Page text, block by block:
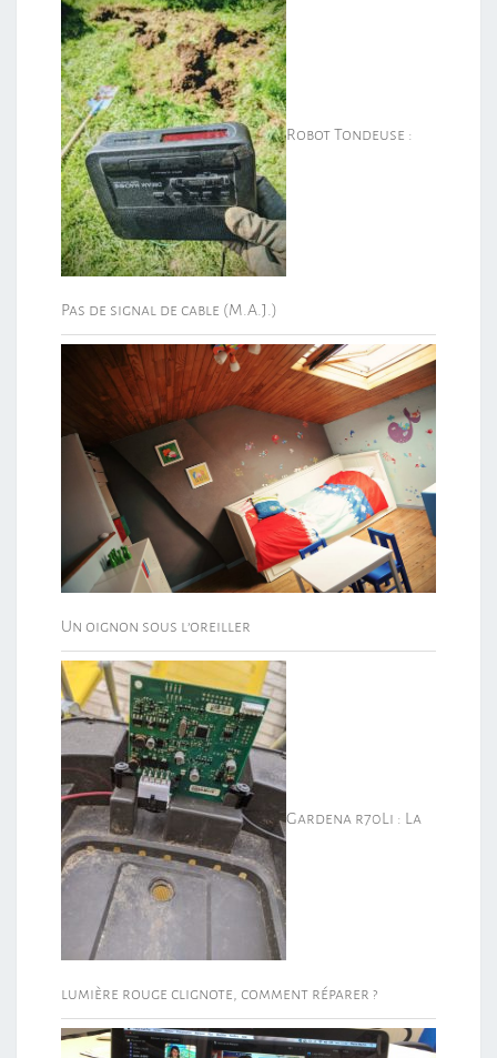
Robot Tondeuse :
Pas de signal de cable (M.A.J.)
Un oignon sous l’oreiller
Gardena r70Li : La
lumière rouge clignote, comment réparer ?